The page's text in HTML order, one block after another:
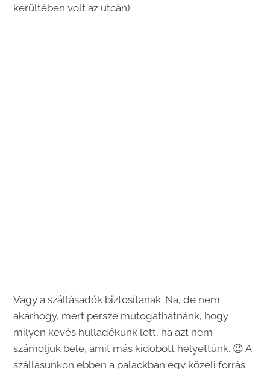
kerültében volt az utcán):
Vagy a szállásadók biztosítanak. Na, de nem
akárhogy, mert persze mutogathatnánk, hogy
milyen kevés hulladékunk lett, ha azt nem
számoljuk bele, amit más kidobott helyettünk. 😉 A
szállásunkon ebben a palackban egy közeli forrás